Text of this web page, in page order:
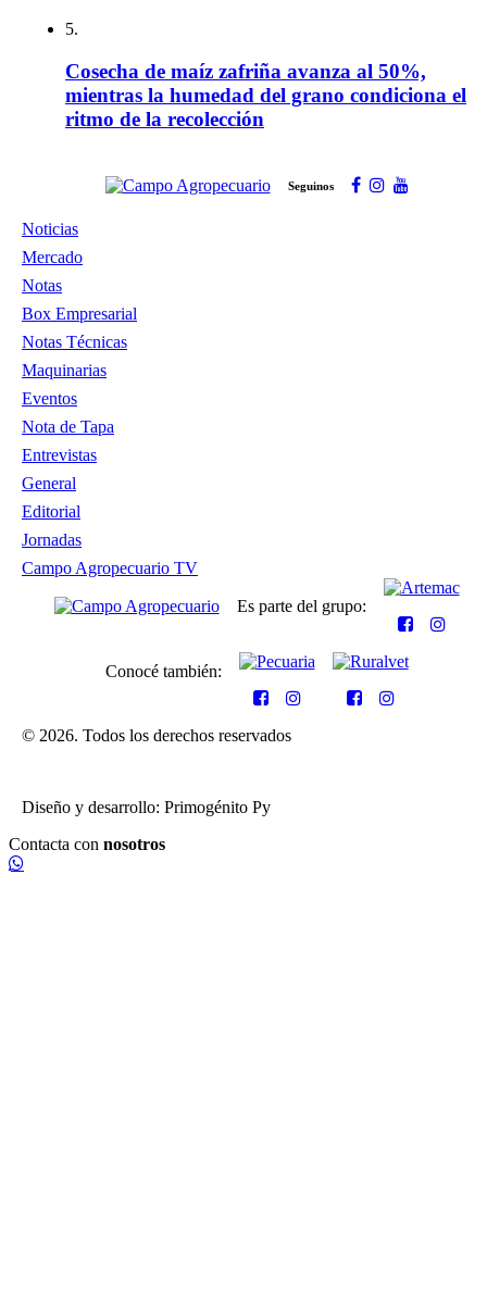
5.
Cosecha de maíz zafriña avanza al 50%,
mientras la humedad del grano condiciona el
ritmo de la recolección
Seguinos
Noticias
Mercado
Notas
Box Empresarial
Notas Técnicas
Maquinarias
Eventos
Nota de Tapa
Entrevistas
General
Editorial
Jornadas
Campo Agropecuario TV
Es parte del grupo:
Conocé también:
© 2026. Todos los derechos reservados
Diseño y desarrollo: Primogénito Py
Contacta con nosotros